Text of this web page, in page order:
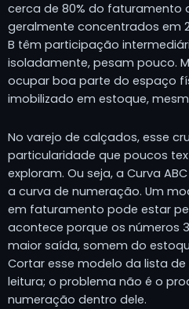
cerca de 80% do faturamento
geralmente concentrados em
B têm participação
isoladamente, pesam pouco.
ocupar boa parte do espaço
imobilizado em estoque,
No varejo de calçados, esse
particularidade que poucos
exploram. Ou seja, a Curva
a curva de numeração. Um
em faturamento pode estar
acontece porque os números
maior saída, somem do
Cortar esse modelo da lista
leitura; o problema não é o
numeração dentro dele.